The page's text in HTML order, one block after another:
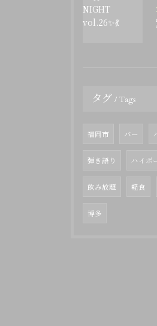
タグ Tags
福岡市 バー
弾き語り ハイボ
飲み放題 軽食
博多